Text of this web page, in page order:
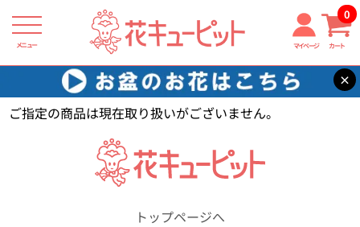
メニュー マイページ カート
0
×
花キューピット 【】
ご指定の商品は現在取り扱いがございません。
トップページへ